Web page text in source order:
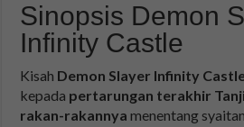
Sinopsis Demon
Infinity Castle
Kisah Demon Slayer Infinity
kepada pertarungan terakhir
rakan-rakannya menentang